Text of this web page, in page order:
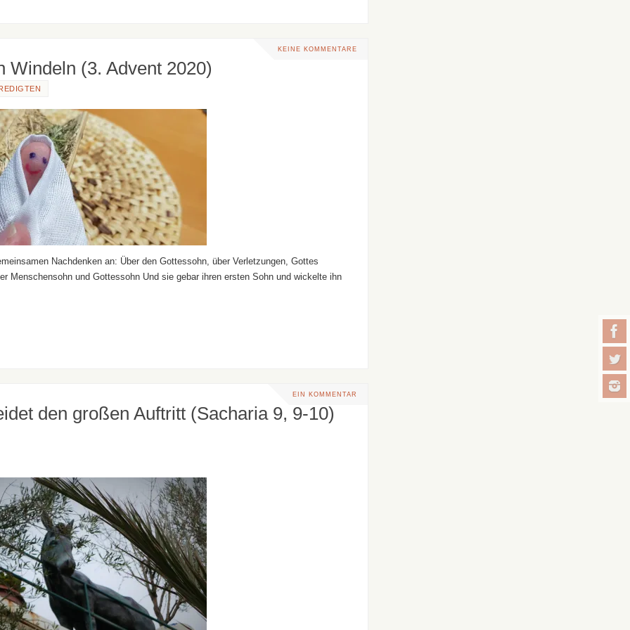
KEINE KOMMENTARE
Windeln (3. Advent 2020)
Nachdenken an: Über den Gottessohn, über Verletzungen, Gottes
Menschensohn und Gottessohn Und sie gebar ihren ersten Sohn und wickelte ihn
EIN KOMMENTAR
den großen Auftritt (Sacharia 9, 9-10)